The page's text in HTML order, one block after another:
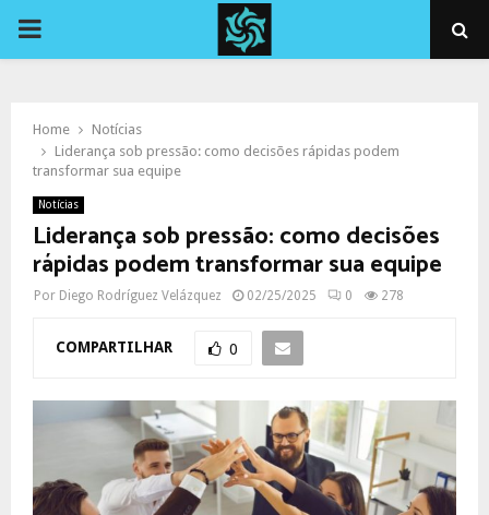
PRIMARY
Home
Notícias
Liderança sob pressão: como decisões rápidas podem
transformar sua equipe
Notícias
Liderança sob pressão: como decisões
rápidas podem transformar sua equipe
Por Diego Rodríguez Velázquez 02/25/2025 0 278
COMPARTILHAR 0